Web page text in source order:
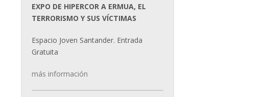
EXPO DE HIPERCOR A ERMUA, EL
TERRORISMO Y SUS VÍCTIMAS
Espacio Joven Santander. Entrada
Gratuita
más información